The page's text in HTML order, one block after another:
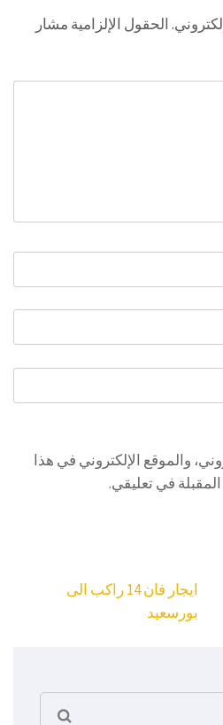
الحقول الإلزامية مشار
والموقع الإلكتروني في هذا
في تعليقي.
ايجار فان 14 راكب الى
بورسعيد